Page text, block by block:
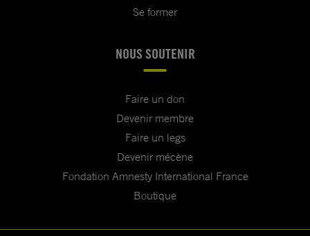
Se former
NOUS SOUTENIR
Faire un don
Devenir membre
Faire un legs
Devenir mécène
Fondation Amnesty International France
Boutique